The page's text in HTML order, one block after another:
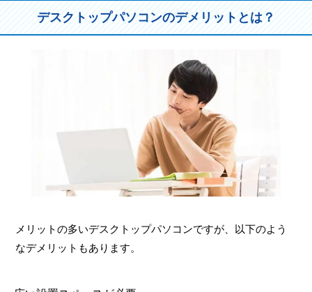
デスクトップパソコンのデメリットとは？
メリットの多いデスクトップパソコンですが、以下のよう
なデメリットもあります。